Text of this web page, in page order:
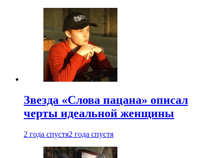
Звезда «Слова пацана» описал
черты идеальной женщины
2 года спустя2 года спустя